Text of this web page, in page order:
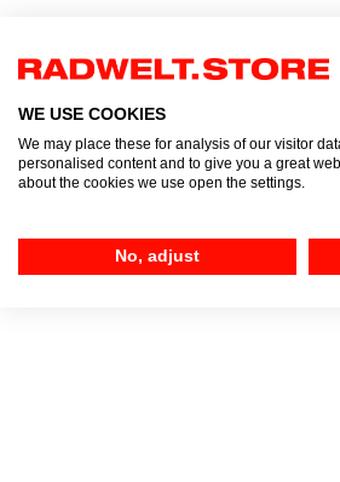
WE USE COOKIES
We may place these for analysis of our visitor
personalised content and to give you a great
about the cookies we use open the settings.
No, adjust